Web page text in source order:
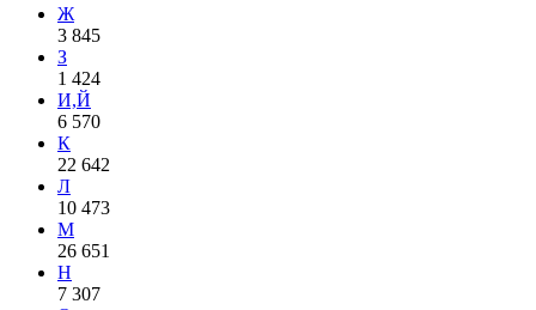
Ж
3 845
З
1 424
И,Й
6 570
К
22 642
Л
10 473
М
26 651
Н
7 307